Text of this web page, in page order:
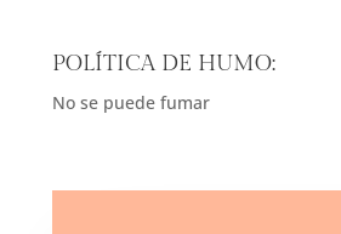
POLÍTICA DE HUMO: ​
No se puede fumar